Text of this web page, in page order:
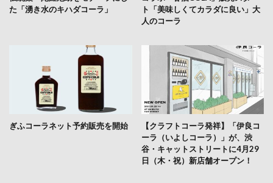
た「湧き水のキハダコーラ」
ト「美味しくてカラダに良い」大
人のコーラ
ぎふコーラネット予約販売を開始
【クラフトコーラ発祥】「伊良コ
ーラ（いよしコーラ）」が、渋
谷・キャットストリートに4月29
日（木・祝）新店舗オープン！